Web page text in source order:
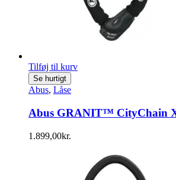
Tilføj til kurv
Se hurtigt
Abus, Låse
Abus GRANIT™ CityChain
1.899,00kr.